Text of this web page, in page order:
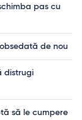
pas cu
de nou
distrugi
să le cumpere